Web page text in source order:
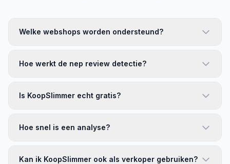
Welke webshops worden ondersteund?
Hoe werkt de nep review detectie?
Is KoopSlimmer echt gratis?
Hoe snel is een analyse?
Kan ik KoopSlimmer ook als verkoper gebruiken?